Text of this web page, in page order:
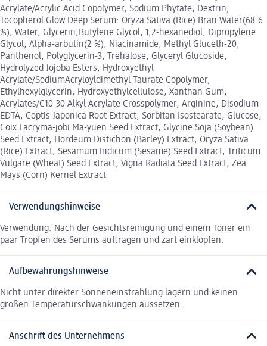
Acrylate/Acrylic Acid Copolymer, Sodium Phytate, Dextrin,
Tocopherol Glow Deep Serum: Oryza Sativa (Rice) Bran Water(68.6
%), Water, Glycerin,Butylene Glycol, 1,2-hexanediol, Dipropylene
Glycol, Alpha-arbutin(2 %), Niacinamide, Methyl Gluceth-20,
Panthenol, Polyglycerin-3, Trehalose, Glyceryl Glucoside,
Hydrolyzed Jojoba Esters, Hydroxyethyl
Acrylate/SodiumAcryloyldimethyl Taurate Copolymer,
Ethylhexylglycerin, Hydroxyethylcellulose, Xanthan Gum,
Acrylates/C10-30 Alkyl Acrylate Crosspolymer, Arginine, Disodium
EDTA, Coptis Japonica Root Extract, Sorbitan Isostearate, Glucose,
Coix Lacryma-jobi Ma-yuen Seed Extract, Glycine Soja (Soybean)
Seed Extract, Hordeum Distichon (Barley) Extract, Oryza Sativa
(Rice) Extract, Sesamum Indicum (Sesame) Seed Extract, Triticum
Vulgare (Wheat) Seed Extract, Vigna Radiata Seed Extract, Zea
Mays (Corn) Kernel Extract
Verwendungshinweise
Verwendung: Nach der Gesichtsreinigung und einem Toner ein
paar Tropfen des Serums auftragen und zart einklopfen.
Aufbewahrungshinweise
Nicht unter direkter Sonneneinstrahlung lagern und keinen
großen Temperaturschwankungen aussetzen.
Anschrift des Unternehmens